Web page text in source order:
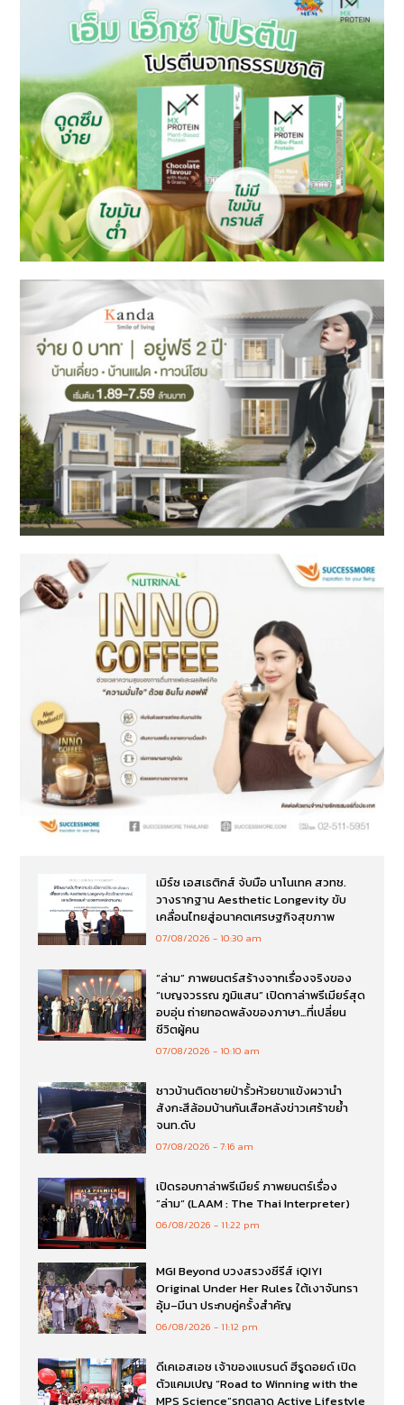
เมิร์ซ เอสเธติกส์ จับมือ นาโนเทค สวทช.
วางรากฐาน Aesthetic Longevity ขับ
เคลื่อนไทยสู่อนาคตเศรษฐกิจสุขภาพ
07/08/2026 10:30 am
“ล่าม” ภาพยนตร์สร้างจากเรื่องจริงของ
“เบญจวรรณ ภูมิแสน” เปิดกาล่าพรีเมียร์สุด
อบอุ่น ถ่ายทอดพลังของภาษา…ที่เปลี่ยน
ชีวิตผู้คน
07/08/2026 10:10 am
ชาวบ้านติดชายป่ารั้วห้วยขาแข้งผวานำ
สังกะสีล้อมบ้านกันเสือหลังข่าวเศร้าขย้ำ
จนท.ดับ
07/08/2026 7:16 am
เปิดรอบกาล่าพรีเมียร์ ภาพยนตร์เรื่อง
”ล่าม“ (LAAM : The Thai Interpreter)
06/08/2026 11:22 pm
MGI Beyond บวงสรวงซีรีส์ iQIYI
Original Under Her Rules ใต้เงาจันทรา
อุ้ม–มีนา ประกบคู่ครั้งสำคัญ
06/08/2026 11:12 pm
ดีเคเอสเอช เจ้าของแบรนด์ ฮีรูดอยด์ เปิด
ตัวแคมเปญ “Road to Winning with the
MPS Science”รุกตลาด Active Lifestyle